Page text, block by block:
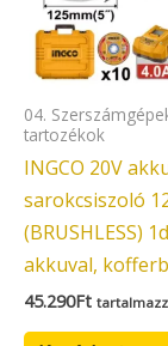
04.
tartozékok
INGCO 20V
sarokcsiszoló
(BRUSHLESS)
akkuval,
45.290Ft